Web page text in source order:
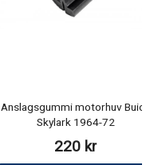
Anslagsgummi motorhuv Buick
Skylark 1964-72
220 kr